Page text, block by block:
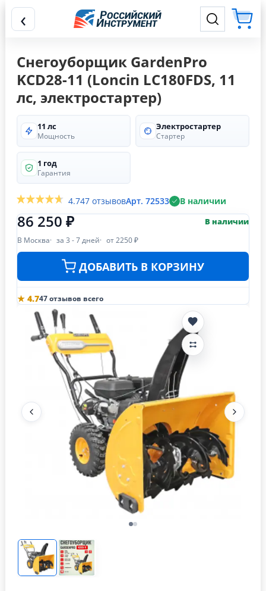
‹
Снегоуборщик GardenPro
KCD28-11 (Loncin LC180FDS, 11
лс, электростартер)
11 лс
Мощность
Электростартер
Стартер
1 год
Гарантия
4.747 отзывовАрт. 72533 В наличии
86 250 ₽ В наличии
В Москва за 3 - 7 дней от 2250 ₽
ДОБАВИТЬ В КОРЗИНУ
★ 4.747 отзывов всего